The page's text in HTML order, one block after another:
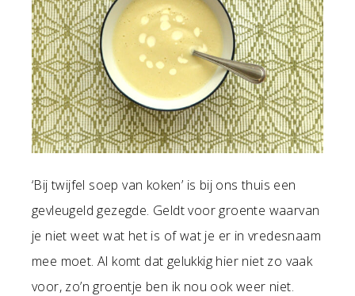
‘Bij twijfel soep van koken’ is bij ons thuis een
gevleugeld gezegde. Geldt voor groente waarvan
je niet weet wat het is of wat je er in vredesnaam
mee moet. Al komt dat gelukkig hier niet zo vaak
voor, zo’n groentje ben ik nou ook weer niet.